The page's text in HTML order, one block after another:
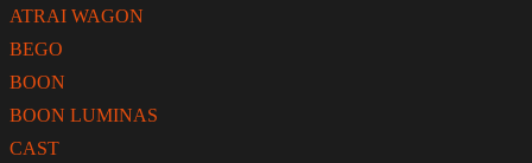
ATRAI WAGON
BEGO
BOON
BOON LUMINAS
CAST